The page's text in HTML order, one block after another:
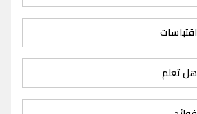
اقتباسات
هل تعلم